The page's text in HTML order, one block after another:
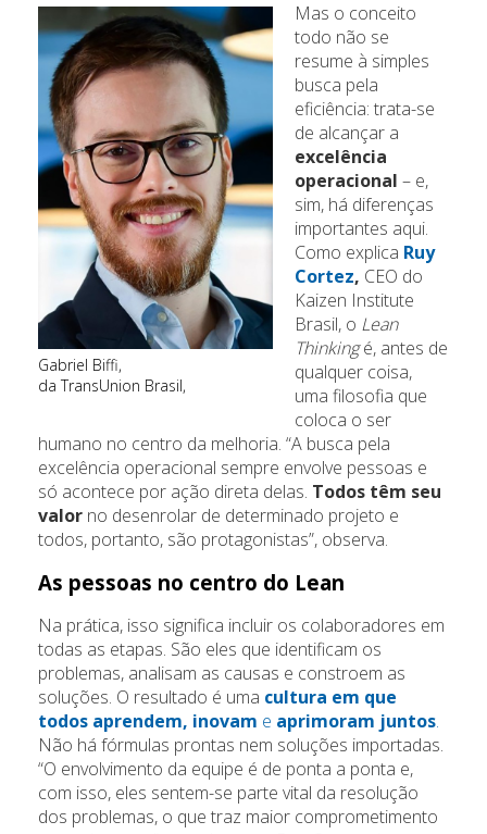
Gabriel Biffi,
da TransUnion Brasil,
Mas o conceito
todo não se
resume à simples
busca pela
eficiência: trata-se
de alcançar a
excelência
operacional – e,
sim, há diferenças
importantes aqui.
Como explica Ruy
Cortez, CEO do
Kaizen Institute
Brasil, o Lean
Thinkingé, antes de
qualquer coisa,
uma filosofia que
coloca o ser
humano no centro da melhoria. “A busca pela
excelência operacional sempre envolve pessoas e
só acontece por ação direta delas. Todos têm seu
valor no desenrolar de determinado projeto e
todos, portanto, são protagonistas”, observa.
As pessoas no centro do Lean
Na prática, isso significa incluir os colaboradores em
todas as etapas. São eles que identificam os
problemas, analisam as causas e constroem as
soluções. O resultado é uma cultura em que
todos aprendem, inovam e aprimoram juntos.
Não há fórmulas prontas nem soluções importadas.
“O envolvimento da equipe é de ponta a ponta e,
com isso, eles sentem-se parte vital da resolução
dos problemas, o que traz maior comprometimento